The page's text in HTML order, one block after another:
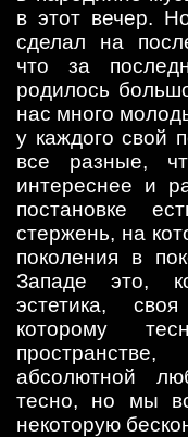
в этот вечер.
сделал на
что за
родилось
нас много
у каждого свой
все разные,
интереснее и
постановке
стержень, на
поколения в
Западе это,
эстетика,
которому
абсолютной
тесно, но мы
некоторую